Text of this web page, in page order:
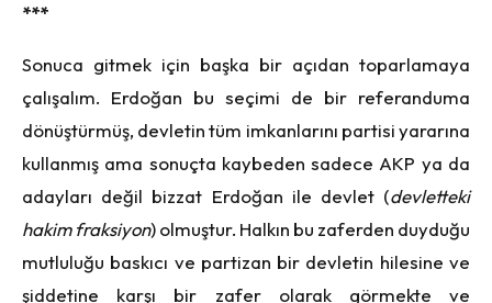
***
Sonuca gitmek için başka bir açıdan toparlamaya
çalışalım. Erdoğan bu seçimi de bir referanduma
dönüştürmüş, devletin tüm imkanlarını partisi yararına
kullanmış ama sonuçta kaybeden sadece AKP ya da
adayları değil bizzat Erdoğan ile devlet (devletteki
hakim fraksiyon) olmuştur. Halkın bu zaferden duyduğu
mutluluğu baskıcı ve partizan bir devletin hilesine ve
şiddetine karşı bir zafer olarak görmekte ve